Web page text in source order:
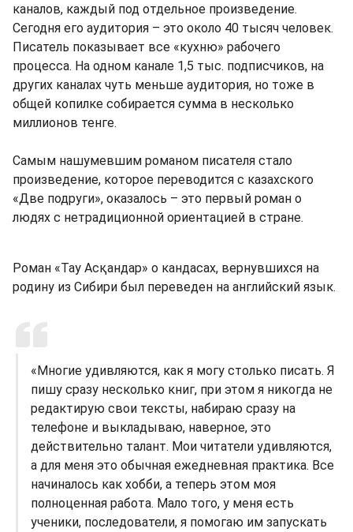
каналов, каждый под отдельное произведение.
Сегодня его аудитория – это около 40 тысяч человек.
Писатель показывает все «кухню» рабочего
процесса. На одном канале 1,5 тыс. подписчиков, на
других каналах чуть меньше аудитория, но тоже в
общей копилке собирается сумма в несколько
миллионов тенге.
Самым нашумевшим романом писателя стало
произведение, которое переводится с казахского
«Две подруги», оказалось – это первый роман о
людях с нетрадиционной ориентацией в стране.
Роман «Тау Асқандар» о кандасах, вернувшихся на
родину из Сибири был переведен на английский язык.
«Многие удивляются, как я могу столько писать. Я
пишу сразу несколько книг, при этом я никогда не
редактирую свои тексты, набираю сразу на
телефоне и выкладываю, наверное, это
действительно талант. Мои читатели удивляются,
а для меня это обычная ежедневная практика. Все
начиналось как хобби, а теперь этом моя
полноценная работа. Мало того, у меня есть
ученики, последователи, я помогаю им запускать